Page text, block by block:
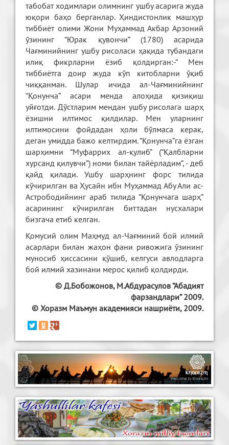
табобат ходимлари олимнинг ушбу асарига жуда
юқори баҳо берганлар. Ҳиндистонлик машҳур
тиббиёт олими Жони Муҳаммад Акбар Арзоний
ўзининг “Юрак қувончи” (1780) асарида
Чағминийнинг ушбу рисоласи ҳақида тубандаги
илиқ фикрларни ёзиб қолдирган:-“ Мен
тиббиётга доир жуда кўп китобларни ўқиб
чиққанман. Шулар ичида ал-Чағминийнинг
“Қонунча” асари менда алоҳида қизиқиш
уйғотди. Дўстларим мендан ушбу рисолага шарҳ
ёзишни илтимос қилдилар. Мен уларнинг
илтимосини фойдадан ҳоли бўлмаса керак,
деган умидда бажо келтирдим. “Қонунча”га ёзган
шарҳимни “Муфаррих ал-қулиб” (“Қалбларни
хурсанд қилувчи”) номи билан тайёрладим”, - деб
қайд қилади. Ушбу шарҳнинг форс тилида
кўчирилган ва Ҳусайн ибн Муҳаммад Абу Али ас-
Астрободийнинг араб тилида “Қонунчага шарҳ”
асарининг кўчирилган биттадан нусхалари
бизгача етиб келган.
Қомусий олим Маҳмуд ал-Чағминий бой илмий
асарлари билан жаҳон фани ривожига ўзининг
муносиб ҳиссасини қўшиб, келгуси авлодларга
бой илмий хазинани мерос қилиб қолдирди.
© Д.Бобожонов, М.Абдурасулов “Абадият
фарзандлари” 2009.
© Хоразм Маъмун академияси нашриёти, 2009.